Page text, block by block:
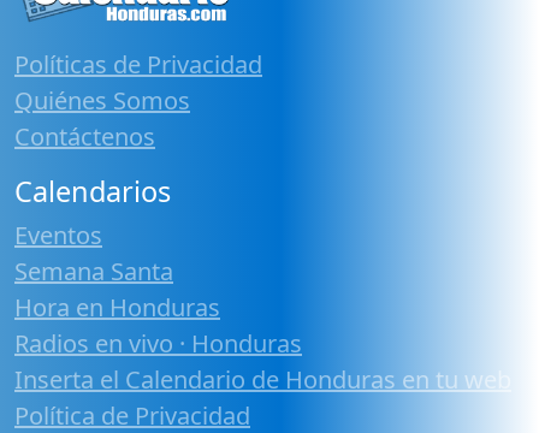
Políticas de Privacidad
Quiénes Somos
Contáctenos
Calendarios
Eventos
Semana Santa
Hora en Honduras
Radios en vivo · Honduras
Inserta el Calendario de Honduras en tu web
Política de Privacidad